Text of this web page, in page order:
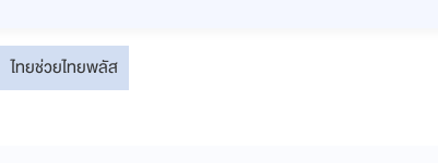
ไทยช่วยไทยพลัส